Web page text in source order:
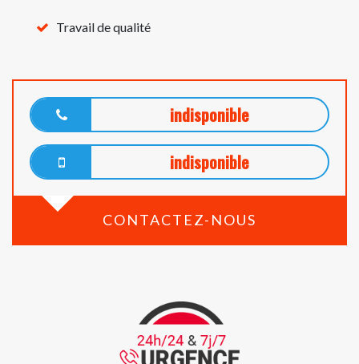
Travail de qualité
indisponible
indisponible
CONTACTEZ-NOUS